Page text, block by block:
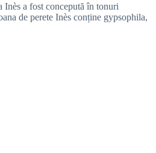
Inès a fost concepută în tonuri
de perete Inès conține gypsophila,